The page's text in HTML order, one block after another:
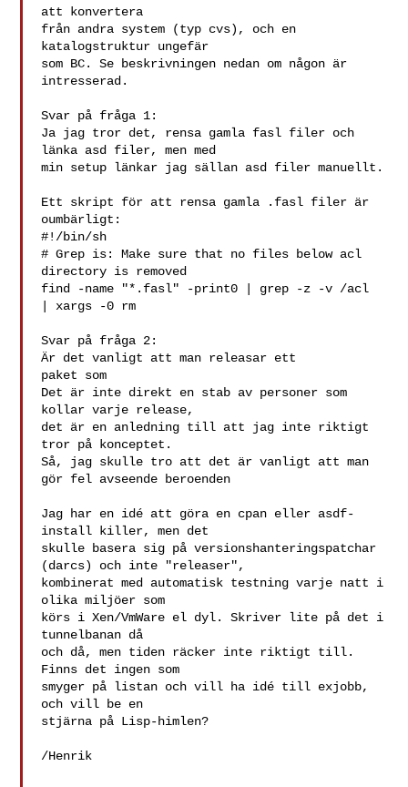
att konvertera
från andra system (typ cvs), och en
katalogstruktur ungefär
som BC. Se beskrivningen nedan om någon är
intresserad.
Svar på fråga 1:
Ja jag tror det, rensa gamla fasl filer och
länka asd filer, men med
min setup länkar jag sällan asd filer manuellt.
Ett skript för att rensa gamla .fasl filer är
oumbärligt:
#!/bin/sh
# Grep is: Make sure that no files below acl
directory is removed
find -name "*.fasl" -print0 | grep -z -v /acl
| xargs -0 rm
Svar på fråga 2:
Är det vanligt att man releasar ett
paket som
Det är inte direkt en stab av personer som
kollar varje release,
det är en anledning till att jag inte riktigt
tror på konceptet.
Så, jag skulle tro att det är vanligt att man
gör fel avseende beroenden
Jag har en idé att göra en cpan eller asdf-
install killer, men det
skulle basera sig på versionshanteringspatchar
(darcs) och inte "releaser",
kombinerat med automatisk testning varje natt i
olika miljöer som
körs i Xen/VmWare el dyl. Skriver lite på det i
tunnelbanan då
och då, men tiden räcker inte riktigt till.
Finns det ingen som
smyger på listan och vill ha idé till exjobb,
och vill be en
stjärna på Lisp-himlen?
/Henrik